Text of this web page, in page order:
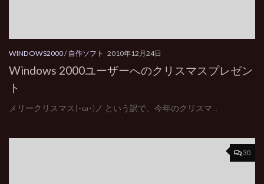
WINDOWS2000/ 自作ソフト 2010年12月24日
Windows 2000ユーザーへのクリスマスプレゼン
ト
メリークリスマス|･ω･)ノ という訳で、今年のクリスマ...
30